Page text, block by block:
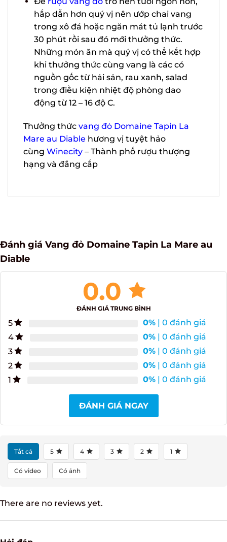
Đểrượu vang đỏtrở nên tươi ngon
hơn, hấp dẫn hơn quý vị nên ướp chai
vang trong xô đá hoặc ngăn mát tủ
lạnh trước 30 phút rồi sau đó mới
thưởng thức. Những món ăn mà quý vị
có thể kết hợp khi thưởng thức cùng
vang là các có nguồn gốc từ hải sản,
độ phòng dao động từ 12 – 16 độ C.
Thưởng thứcvang đỏ Domaine Tapin La
Mare au Diablehương vị tuyệt hảo
0.0
5 0%| 0 đánh giá
4
0%| 0 đánh giá
3
0%| 0 đánh giá
0%| 0 đánh giá
Tất cả 4